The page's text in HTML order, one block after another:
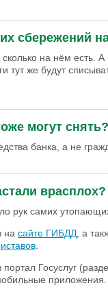
сбережений на
на нём есть.
тут же будут
могут снять?
банка, а не
врасплох?
рук самих
на сайте ГИБДД , а
Госуслуг
приложения.